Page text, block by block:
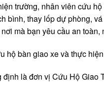
trường, nhân viên cứu
bình, thay lốp dự phòng,
mà bạn yêu cầu an toàn,
hộ bàn giao xe và thực
định là đơn vị Cứu Hộ